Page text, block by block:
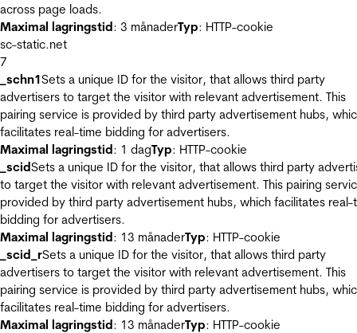
across page loads.
Maximal lagringstid: 3 månaderTyp: HTTP-cookie
sc-static.net
7
_schn1Sets a unique ID for the visitor, that allows third party
advertisers to target the visitor with relevant advertisement. This
pairing service is provided by third party advertisement hubs,
facilitates real-time bidding for advertisers.
Maximal lagringstid: 1 dagTyp: HTTP-cookie
_scidSets a unique ID for the visitor, that allows third party
to target the visitor with relevant advertisement. This pairing
provided by third party advertisement hubs, which facilitates real-
bidding for advertisers.
Maximal lagringstid: 13 månaderTyp: HTTP-cookie
_scid_rSets a unique ID for the visitor, that allows third party
advertisers to target the visitor with relevant advertisement. This
pairing service is provided by third party advertisement hubs,
facilitates real-time bidding for advertisers.
Maximal lagringstid: 13 månaderTyp: HTTP-cookie